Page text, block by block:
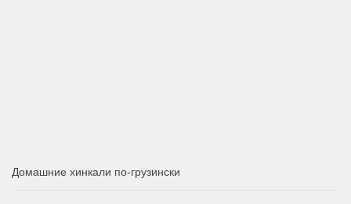
Домашние хинкали по-грузински